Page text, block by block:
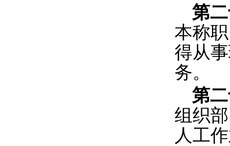
第
本称
得从
务。
第
组织
人工